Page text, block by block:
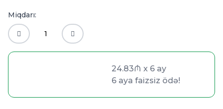
Miqdarı:
24.83₼ x 6 ay
6 aya faizsiz ödə!
24.83₼ x 6 ay
6 aya faizsiz ödə!